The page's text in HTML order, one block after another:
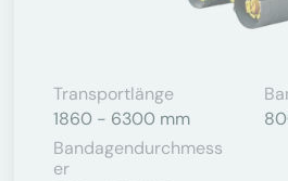
Transportlänge
1860 - 6300 mm
Bandagendurchmess
Er